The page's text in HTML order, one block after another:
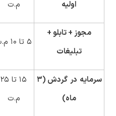
اولیه
م.ت
مجوز+تابلو+
تبلیغات
۵ تا ۱۰ م.ت
سرمایه در گردش (۳
ماه)
۱۵ تا ۲۵
م.ت